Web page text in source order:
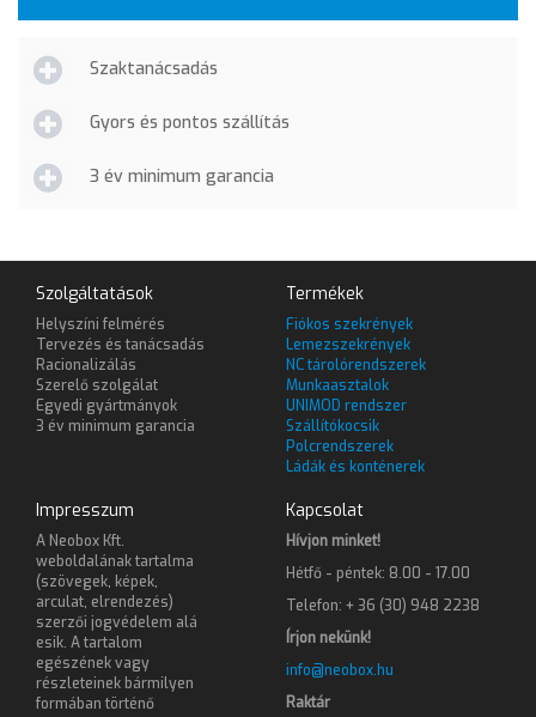
Szaktanácsadás
Gyors és pontos szállítás
3 év minimum garancia
Szolgáltatások
Helyszíni felmérés
Tervezés és tanácsadás
Racionalizálás
Szerelő szolgálat
Egyedi gyártmányok
3 év minimum garancia
Termékek
Fiókos szekrények
Lemezszekrények
NC tárolórendszerek
Munkaasztalok
UNIMOD rendszer
Szállítókocsik
Polcrendszerek
Ládák és konténerek
Impresszum
A Neobox Kft.
weboldalának tartalma
(szövegek, képek,
arculat, elrendezés)
szerzői jogvédelem alá
esik. A tartalom
egészének vagy
részleteinek bármilyen
formában történő
Kapcsolat
Hívjon minket!
Hétfő - péntek: 8.00 - 17.00
Telefon: + 36 (30) 948 2238
Írjon nekünk!
info@neobox.hu
Raktár